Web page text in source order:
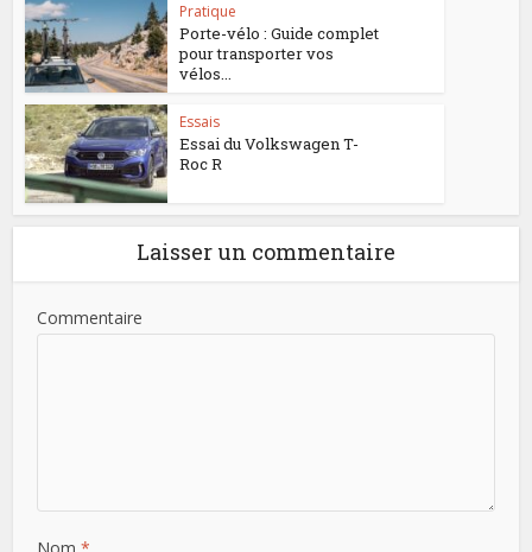
Pratique
Porte-vélo : Guide complet
pour transporter vos
vélos...
Essais
Essai du Volkswagen T-
Roc R
Laisser un commentaire
Commentaire
Nom*